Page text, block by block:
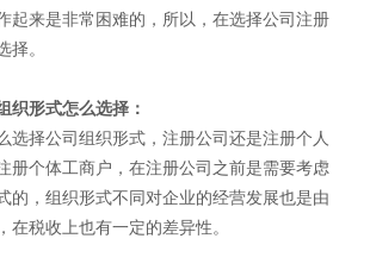
起来是非常困难的，所以，在选择公司注册
择。
织形式怎么选择：
选择公司组织形式，注册公司还是注册个人
册个体工商户，在注册公司之前是需要考虑
的，组织形式不同对企业的经营发展也是由
在税收上也有一定的差异性。